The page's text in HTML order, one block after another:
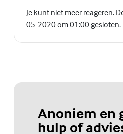
Je kunt niet meer reageren.
05-2020 om 01:00 gesloten.
Anoniem en
hulp of